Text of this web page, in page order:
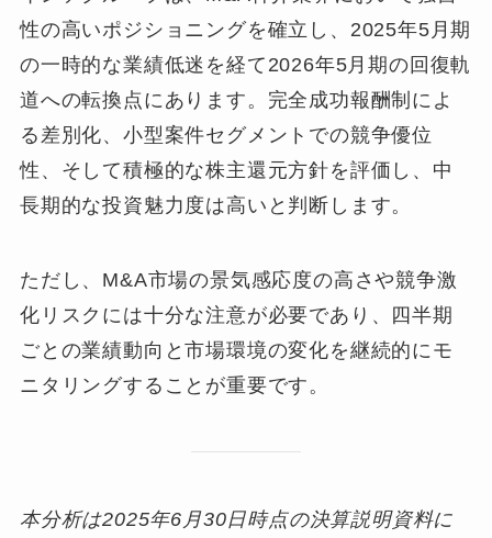
性の高いポジショニングを確立し、2025年5月期
の一時的な業績低迷を経て2026年5月期の回復軌
道への転換点にあります。完全成功報酬制によ
る差別化、小型案件セグメントでの競争優位
性、そして積極的な株主還元方針を評価し、中
長期的な投資魅力度は高いと判断します。
ただし、M&A市場の景気感応度の高さや競争激
化リスクには十分な注意が必要であり、四半期
ごとの業績動向と市場環境の変化を継続的にモ
ニタリングすることが重要です。
本分析は2025年6月30日時点の決算説明資料に